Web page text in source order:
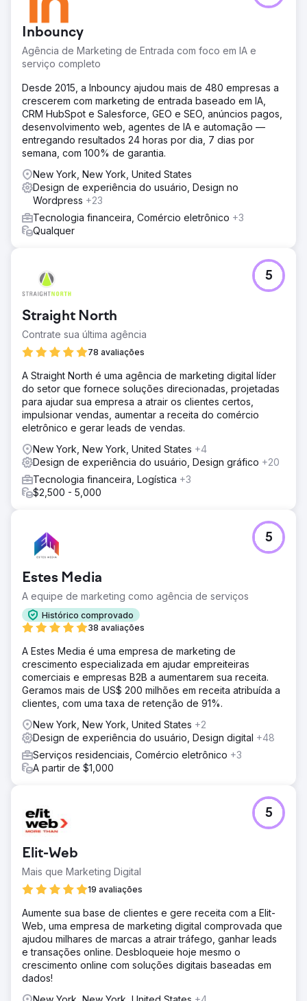
Inbouncy
Agência de Marketing de Entrada com foco em IA e
serviço completo
Desde 2015, a Inbouncy ajudou mais de 480 empresas a
crescerem com marketing de entrada baseado em IA,
CRM HubSpot e Salesforce, GEO e SEO, anúncios pagos,
desenvolvimento web, agentes de IA e automação —
entregando resultados 24 horas por dia, 7 dias por
semana, com 100% de garantia.
New York, New York, United States
Design de experiência do usuário, Design no
Wordpress +23
Tecnologia financeira, Comércio eletrônico +3
Qualquer
Straight North
Contrate sua última agência
78 avaliações
5
A Straight North é uma agência de marketing digital líder
do setor que fornece soluções direcionadas, projetadas
para ajudar sua empresa a atrair os clientes certos,
impulsionar vendas, aumentar a receita do comércio
eletrônico e gerar leads de vendas.
New York, New York, United States +4
Design de experiência do usuário, Design gráfico +20
Tecnologia financeira, Logística +3
$2,500 - 5,000
Estes Media
A equipe de marketing como agência de serviços
Histórico comprovado
38 avaliações
5
A Estes Media é uma empresa de marketing de
crescimento especializada em ajudar empreiteiras
comerciais e empresas B2B a aumentarem sua receita.
Geramos mais de US$ 200 milhões em receita atribuída a
clientes, com uma taxa de retenção de 91%.
New York, New York, United States +2
Design de experiência do usuário, Design digital +48
Serviços residenciais, Comércio eletrônico +3
A partir de $1,000
Elit-Web
Mais que Marketing Digital
19 avaliações
5
Aumente sua base de clientes e gere receita com a Elit-
Web, uma empresa de marketing digital comprovada que
ajudou milhares de marcas a atrair tráfego, ganhar leads
e transações online. Desbloqueie hoje mesmo o
crescimento online com soluções digitais baseadas em
dados!